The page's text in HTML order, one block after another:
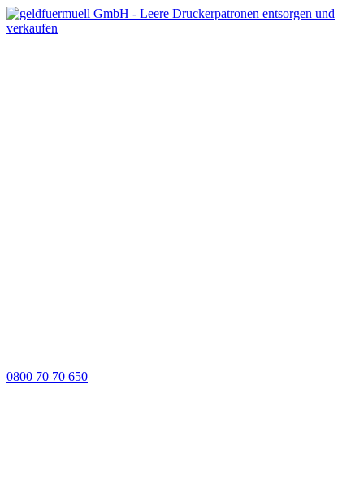
0800 70 70 650